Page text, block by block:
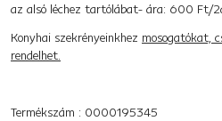
az alsó léchez tartólábat- ára: 600 Ft/
Konyhai szekrényeinkhez mosogatókat,
rendelhet.
Termékszám : 0000195345